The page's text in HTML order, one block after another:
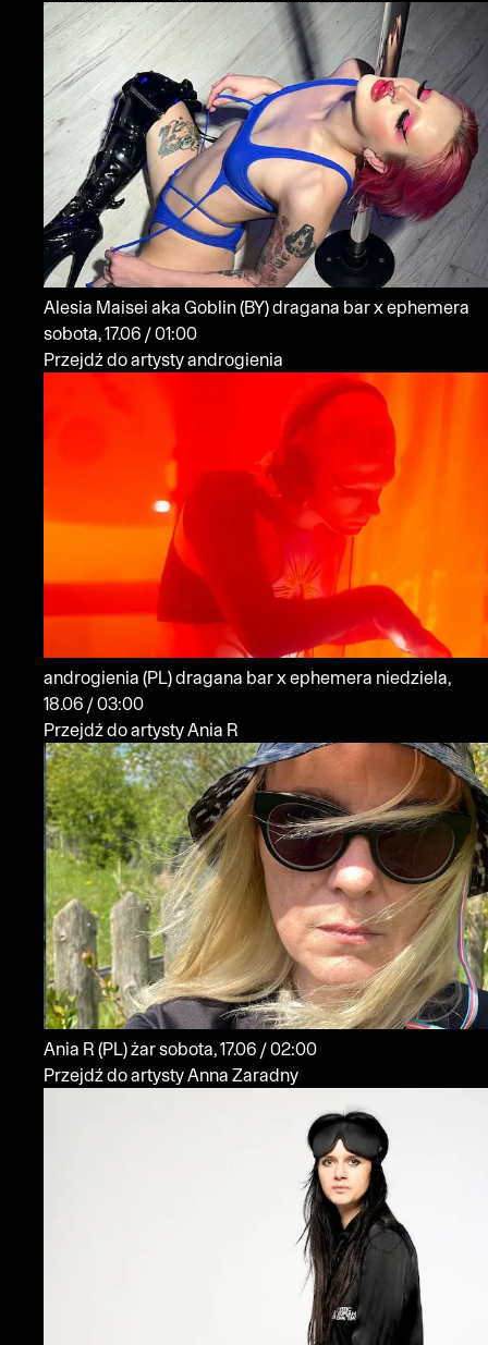
Alesia Maisei aka Goblin(BY)dragana bar x ephemera
sobota, 17.06 / 01:00
Przejdź do artysty androgienia
androgienia (PL)dragana bar x ephemera niedziela,
18.06 / 03:00
Przejdź do artysty Ania R
Ania R (PL)żar
sobota, 17.06 / 02:00
Przejdź do artysty Anna Zaradny